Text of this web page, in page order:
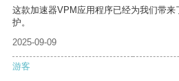
这款加速器VPM应用程序已经为我们带
护。
2025-09-09
游客